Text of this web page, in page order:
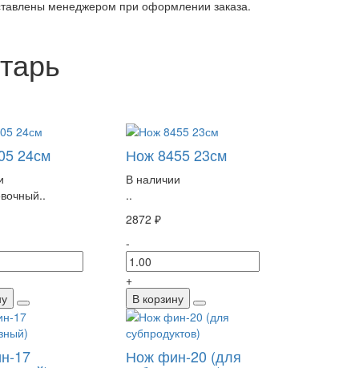
менеджером при оформлении заказа.
24см Нож 8455 23см
В наличии
..
2872 ₽
-
+
В корзину
17 Нож фин-20 (для